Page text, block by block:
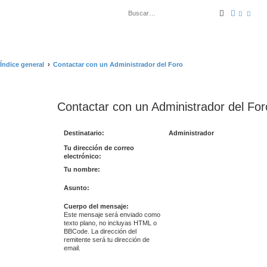
Buscar
Índice general Contactar con un Administrador del Foro
Contactar con un Administrador del
Destinatario: Administrador
Tu dirección de correo
electrónico:
Tu nombre:
Asunto:
Cuerpo del mensaje:
Este mensaje será enviado como
texto plano, no incluyas HTML o
BBCode. La dirección del
remitente será tu dirección de
email.